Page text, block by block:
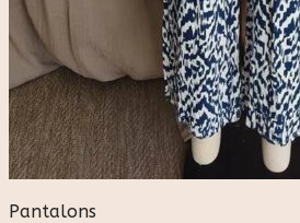
Pantalons